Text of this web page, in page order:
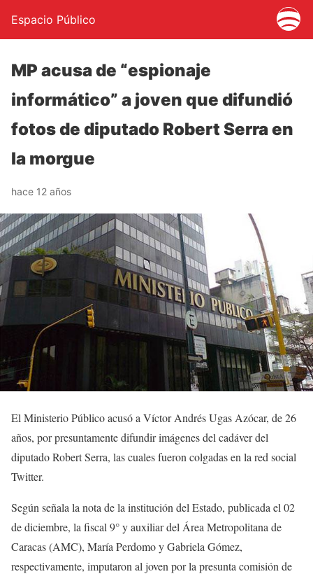
Espacio Público
MP acusa de “espionaje
informático” a joven que difundió
fotos de diputado Robert Serra en
la morgue
hace 12 años
El Ministerio Público acusó a Víctor Andrés Ugas Azócar, de 26
años, por presuntamente difundir imágenes del cadáver del
diputado Robert Serra, las cuales fueron colgadas en la red social
Twitter.
Según señala la nota de la institución del Estado, publicada el 02
de diciembre, la fiscal 9° y auxiliar del Área Metropolitana de
Caracas (AMC), María Perdomo y Gabriela Gómez,
respectivamente, imputaron al joven por la presunta comisión de